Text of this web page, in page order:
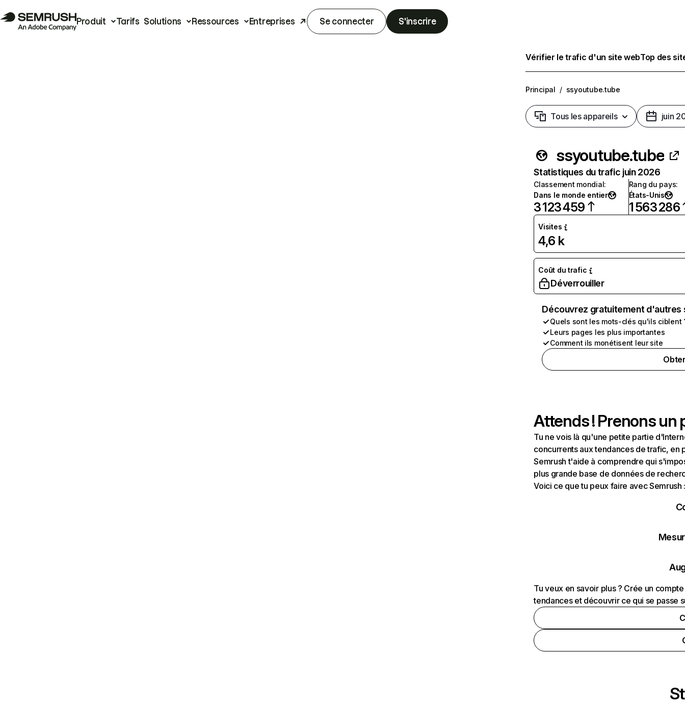
Produit Tarifs Solutions Ressources Entreprises Se connecter S'inscrire
Vérifier le trafic d'un site webTop des
Principal / ssyoutube.tube
Tous les appareils juin
ssyoutube.tube
Statistiques du trafic juin 2026
Classement mondial:
Dans le monde entier
3 123 459
Rang du pays:
États-Unis
1 563 286
Visites
4,6 k
Coût du trafic
Déverrouiller
Découvrez gratuitement
Quels sont les mots-clés qu'ils ciblent
Leurs pages les plus importantes
Comment ils monétisent leur site
Attends ! Prenons un
Tu ne vois là qu'une petite partie
concurrents aux tendances de trafic, en
Semrush t'aide à comprendre qui
plus grande base de données de
Voici ce que tu peux faire avec Semrush
Tu veux en savoir plus ? Crée un
tendances et découvrir ce qui se passe